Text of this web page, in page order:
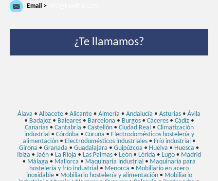
Email >
¿Te llamamos?
Álava • Albacete • Alicante • Almería • Andalucía • Asturias • Ávila
• Badajoz • Baleares• Barcelona • Burgos• Cáceres• Cádiz •
Canarias• Cantabria • Castellón• Ciudad Real • Climatización
industrial • Córdoba • Coruña • Electrodomésticos hostelería y
alimentación• Electrodomésticos industriales• Frío industrial •
Girona • Granada • Guadalajara • Guipúzcoa • Huelva • Huesca •
Ibiza • Jaén • La Rioja • Las Palmas • León • Lérida • Lugo • Madrid
• Málaga • Mallorca • Maquinaria industrial • Maquinaria para
hostelería y frío industrial • Menorca • Mobiliario en acero
inoxidable• Mobiliario hostelería y alimentación• Mobiliario